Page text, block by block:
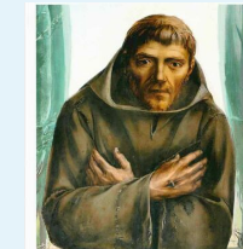
Varianten
auf.
Die
Optionen
können
auf
der